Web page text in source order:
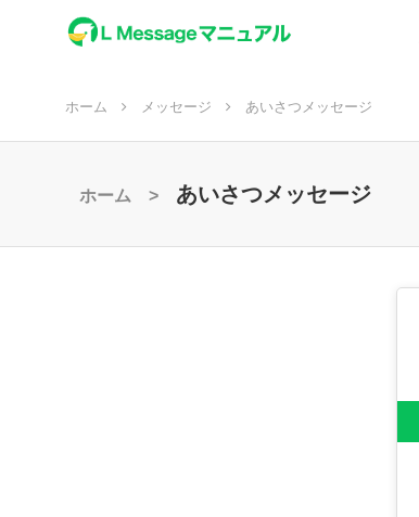
ホーム メッセージ あいさつメッセージ
ホーム > あいさつメッセージ